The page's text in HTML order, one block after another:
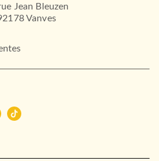
Jean Bleuzen
Vanves